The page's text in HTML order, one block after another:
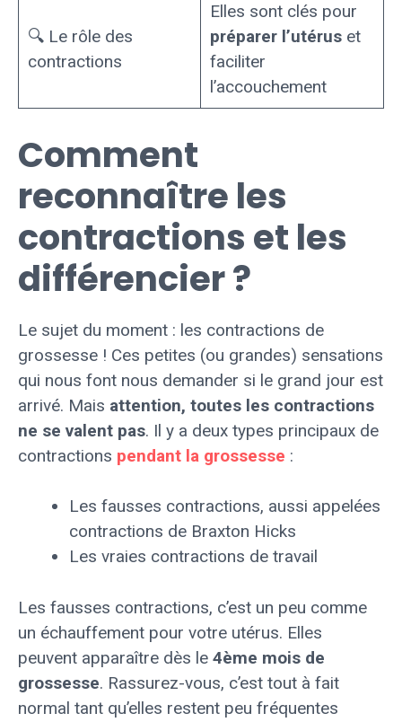
🔍 Le rôle des
contractions
Elles sont clés pour
préparer l’utéruset
faciliter
l’accouchement
Comment
reconnaître les
contractions et les
différencier ?
Le sujet du moment : les contractions de
grossesse ! Ces petites (ou grandes) sensations
qui nous font nous demander si le grand jour est
arrivé. Mais attention, toutes les contractions
ne se valent pas. Il y a deux types principaux de
contractions pendant la grossesse :
Les fausses contractions, aussi appelées
contractions de Braxton Hicks
Les vraies contractions de travail
Les fausses contractions, c’est un peu comme
un échauffement pour votre utérus. Elles
peuvent apparaître dès le 4ème mois de
grossesse. Rassurez-vous, c’est tout à fait
normal tant qu’elles restent peu fréquentes